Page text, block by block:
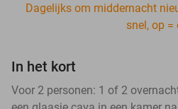
Dagelijks om middernacht
snel, op =
In het kort
Voor 2 personen: 1 of 2